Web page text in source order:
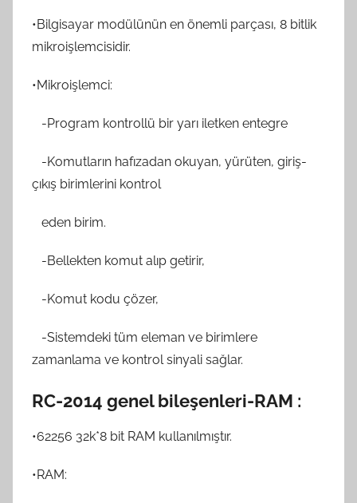
•Bilgisayar modülünün en önemli parçası, 8 bitlik
mikroişlemcisidir.
•Mikroişlemci:
-Program kontrollü bir yarı iletken entegre
-Komutların hafızadan okuyan, yürüten, giriş-
çıkış birimlerini kontrol
eden birim.
-Bellekten komut alıp getirir,
-Komut kodu çözer,
-Sistemdeki tüm eleman ve birimlere
zamanlama ve kontrol sinyali sağlar.
RC-2014 genel bileşenleri-RAM :
•62256 32k*8 bit RAM kullanılmıştır.
•RAM: